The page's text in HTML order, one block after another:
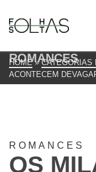
ROMANCES
HOME » CATEGORIAS
ACONTECEM
ROMANCES
OS